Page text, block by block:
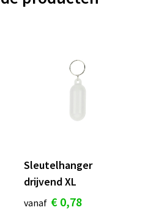
Sleutelhanger
drijvend XL
vanaf € 0,78